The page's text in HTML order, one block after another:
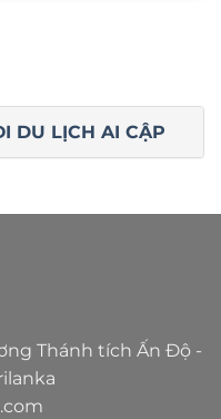
DU LỊCH AI CẬP
Thánh tích Ấn Độ -